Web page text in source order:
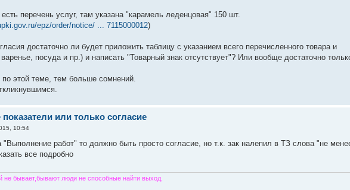
перечень услуг, там указана "карамель леденцовая" 150 шт.
epz/order/notice/ ... 7115000012)
достаточно ли будет приложить таблицу с указанием всего перечисленного товара и
посуда и пр.) и написать "Товарный знак отсутствует"? Или вообще достаточно
этой теме, тем больше сомнений.
или только согласие
10:54
"Выполнение работ" то должно быть просто согласие, но т.к. зак налепил в ТЗ слова "не
все подробно
не бывает,бывают люди не способные найти выход.